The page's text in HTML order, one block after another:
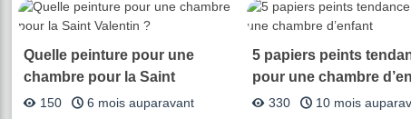
Quelle peinture pour une
chambre pour la Saint
Valentin ?
150
6 mois auparavant
5 papiers peints
pour une chambre
330
10 mois